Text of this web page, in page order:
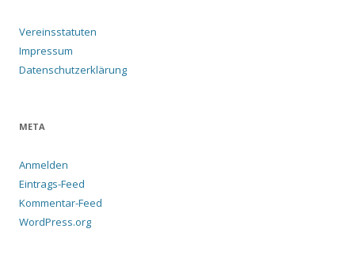
Vereinsstatuten
Impressum
Datenschutzerklärung
META
Anmelden
Eintrags-Feed
Kommentar-Feed
WordPress.org